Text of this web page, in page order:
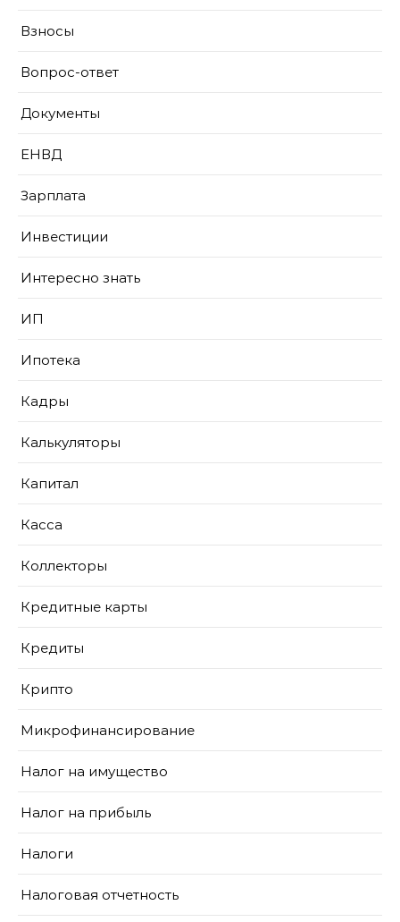
Взносы
Вопрос-ответ
Документы
ЕНВД
Зарплата
Инвестиции
Интересно знать
ИП
Ипотека
Кадры
Калькуляторы
Капитал
Касса
Коллекторы
Кредитные карты
Кредиты
Крипто
Микрофинансирование
Налог на имущество
Налог на прибыль
Налоги
Налоговая отчетность